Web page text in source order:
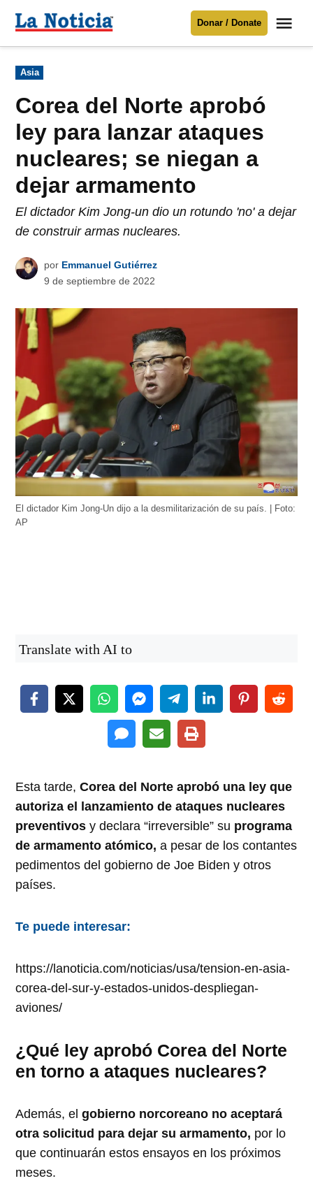
Para mantenerte informado necesitamos
Donar
contenido
Noticia
Donar / Donate
Publicado
en
Asia
Corea del Norte aprobó
ley para lanzar ataques
nucleares; se niegan a
dejar armamento
El dictador Kim Jong-un dio un rotundo 'no' a dejar
de construir armas nucleares.
por Emmanuel Gutiérrez
9 de septiembre de 2022
El dictador Kim Jong-Un dijo a la desmilitarización de su país. | Foto:
AP
Translate with AI to
Esta tarde,Corea del Norte aprobó una ley que
autoriza el lanzamiento de ataques nucleares
preventivosy declara “irreversible” su programa
de armamento atómico, a pesar de los contantes
pedimentos del gobierno de Joe Biden y otros
países.
Te puede interesar:
https://lanoticia.com/noticias/usa/tension-en-asia-
corea-del-sur-y-estados-unidos-despliegan-
aviones/
¿Qué ley aprobó Corea del Norte
en torno a ataques nucleares?
Además, elgobierno norcoreano no aceptará
otra solicitud para dejar su armamento, por lo
que continuarán estos ensayos en los próximos
meses.